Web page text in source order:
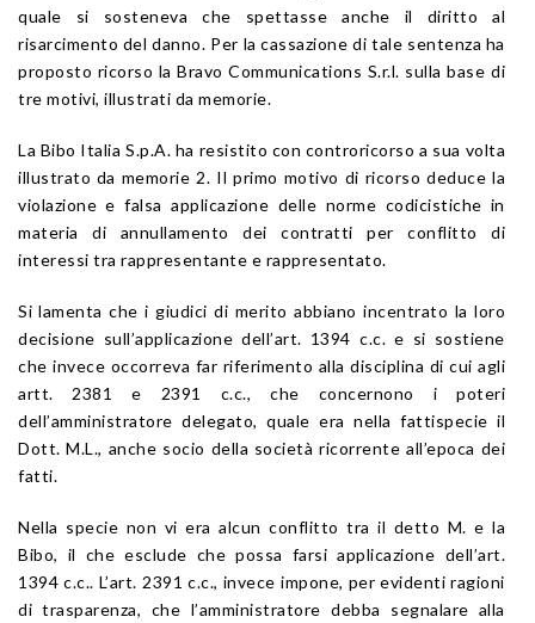
quale si sosteneva che spettasse anche il diritto al
risarcimento del danno. Per la cassazione di tale sentenza ha
proposto ricorso la Bravo Communications S.r.l. sulla base di
tre motivi, illustrati da memorie.
La Bibo Italia S.p.A. ha resistito con controricorso a sua volta
illustrato da memorie 2. Il primo motivo di ricorso deduce la
violazione e falsa applicazione delle norme codicistiche in
materia di annullamento dei contratti per conflitto di
interessi tra rappresentante e rappresentato.
Si lamenta che i giudici di merito abbiano incentrato la loro
decisione sull’applicazione dell’art. 1394 c.c. e si sostiene
che invece occorreva far riferimento alla disciplina di cui agli
artt. 2381 e 2391 c.c., che concernono i poteri
dell’amministratore delegato, quale era nella fattispecie il
Dott. M.L., anche socio della società ricorrente all’epoca dei
fatti.
Nella specie non vi era alcun conflitto tra il detto M. e la
Bibo, il che esclude che possa farsi applicazione dell’art.
1394 c.c.. L’art. 2391 c.c., invece impone, per evidenti ragioni
di trasparenza, che l’amministratore debba segnalare alla